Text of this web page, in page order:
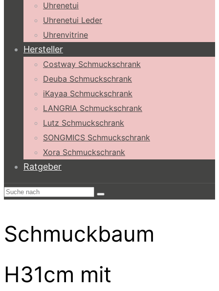
Uhrenetui
Uhrenetui Leder
Uhrenvitrine
Hersteller
Costway Schmuckschrank
Deuba Schmuckschrank
iKayaa Schmuckschrank
LANGRIA Schmuckschrank
Lutz Schmuckschrank
SONGMICS Schmuckschrank
Xora Schmuckschrank
Ratgeber
Schmuckbaum
H31cm mit